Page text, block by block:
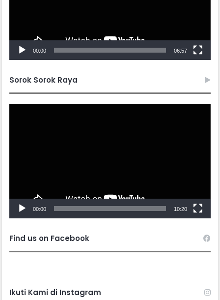
00:00 06:57
Sorok Sorok Raya
00:00 10:20
Find us on Facebook
Ikuti Kami di Instagram